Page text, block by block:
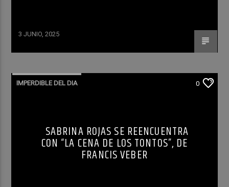
3 JUNIO, 2025
IMPERDIBLE DEL DIA 0
SABRINA ROJAS SE REENCUENTRA
CON “LA CENA DE LOS TONTOS”, DE
FRANCIS VEBER